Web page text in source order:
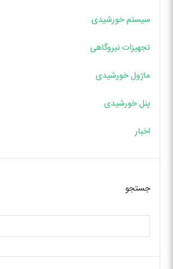
سیستم خورشیدی
تجهیزات نیروگاهی
ماژول خورشیدی
پنل خورشیدی
اخبار
جستجو